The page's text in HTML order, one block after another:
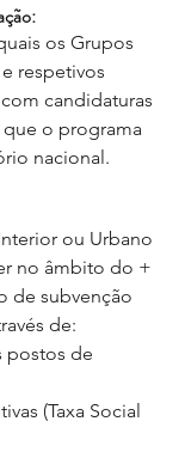
os Grupos
respetivos
candidaturas
que o programa
nacional.
ou Urbano
no âmbito do +
de subvenção
de:
postos de
(Taxa Social